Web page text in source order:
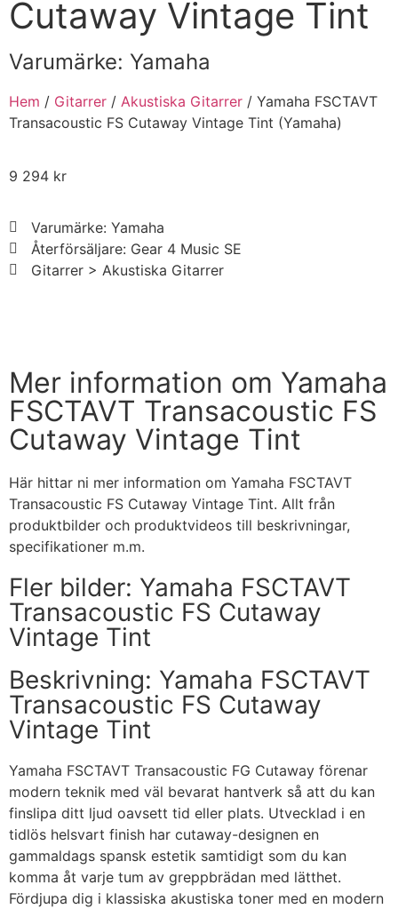
Cutaway Vintage Tint
Varumärke: Yamaha
Hem / Gitarrer / Akustiska Gitarrer / Yamaha FSCTAVT
Transacoustic FS Cutaway Vintage Tint (Yamaha)
9 294 kr
Varumärke: Yamaha
Återförsäljare: Gear 4 Music SE
Gitarrer > Akustiska Gitarrer
Mer information om Yamaha
FSCTAVT Transacoustic FS
Cutaway Vintage Tint
Här hittar ni mer information om Yamaha FSCTAVT
Transacoustic FS Cutaway Vintage Tint. Allt från
produktbilder och produktvideos till beskrivningar,
specifikationer m.m.
Fler bilder: Yamaha FSCTAVT
Transacoustic FS Cutaway
Vintage Tint
Beskrivning: Yamaha FSCTAVT
Transacoustic FS Cutaway
Vintage Tint
Yamaha FSCTAVT Transacoustic FG Cutaway förenar
modern teknik med väl bevarat hantverk så att du kan
finslipa ditt ljud oavsett tid eller plats. Utvecklad i en
tidlös helsvart finish har cutaway-designen en
gammaldags spansk estetik samtidigt som du kan
komma åt varje tum av greppbrädan med lätthet.
Fördjupa dig i klassiska akustiska toner med en modern